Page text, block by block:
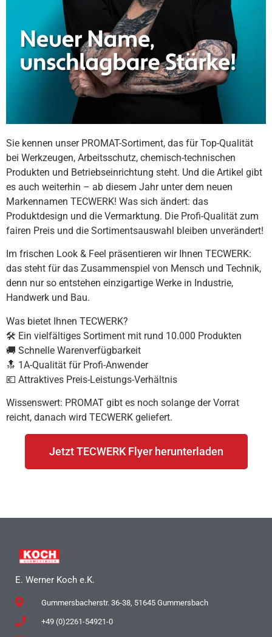
Sie kennen unser PROMAT-Sortiment, das für Top-Qualität
bei Werkzeugen, Arbeitsschutz, chemisch-technischen
Produkten und Betriebseinrichtung steht. Und die Artikel gibt
es auch weiterhin – ab diesem Jahr unter dem neuen
Markennamen TECWERK! Was sich ändert: das
Produktdesign und die Vermarktung. Die Profi-Qualität zum
fairen Preis und die Sortimentsauswahl bleiben unverändert!
Im frischen Look & Feel präsentieren wir Ihnen TECWERK:
das steht für das Zusammenspiel von Mensch und Technik,
denn nur so entstehen einzigartige Werke in Industrie,
Handwerk und Bau.
Was bietet Ihnen TECWERK?
🛠 Ein vielfältiges Sortiment mit rund 10.000 Produkten
🚚 Schnelle Warenverfügbarkeit
🔝 1A-Qualität für Profi-Anwender
💶 Attraktives Preis-Leistungs-Verhältnis
Wissenswert: PROMAT gibt es noch solange der Vorrat
reicht, danach wird TECWERK geliefert.
Jetzt TECWERK Flyer herunterladen
E. Werner Koch e.K.
Gummersbacherstr. 36-38, 51645 Gummersbach
+49 (0)2261-54921-0